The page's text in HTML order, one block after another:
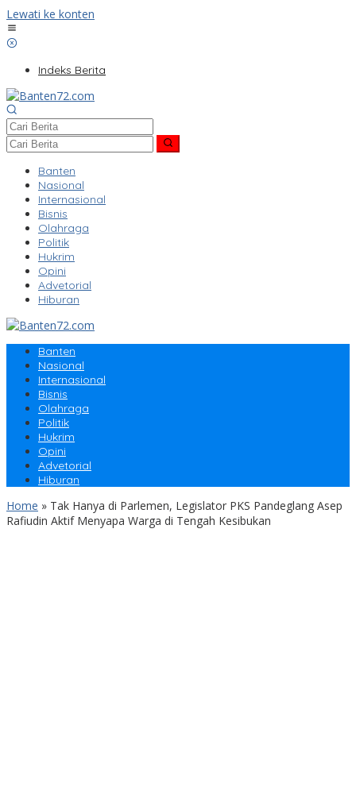
Lewati ke konten
Indeks Berita
Banten
Nasional
Internasional
Bisnis
Olahraga
Politik
Hukrim
Opini
Advetorial
Hiburan
Banten
Nasional
Internasional
Bisnis
Olahraga
Politik
Hukrim
Opini
Advetorial
Hiburan
Home » Tak Hanya di Parlemen, Legislator PKS Pandeglang Asep
Rafiudin Aktif Menyapa Warga di Tengah Kesibukan